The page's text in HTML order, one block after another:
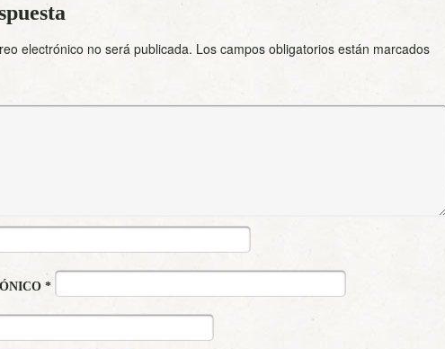
electrónico no será publicada. Los campos obligatorios están marcados
*